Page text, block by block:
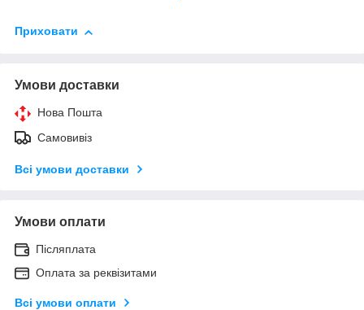
Приховати
Умови доставки
Нова Пошта
Самовивіз
Всі умови доставки
Умови оплати
Післяплата
Оплата за реквізитами
Всі умови оплати